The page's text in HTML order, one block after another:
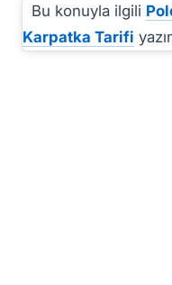
Bu konuyla ilgili
Karpatka Tarifi